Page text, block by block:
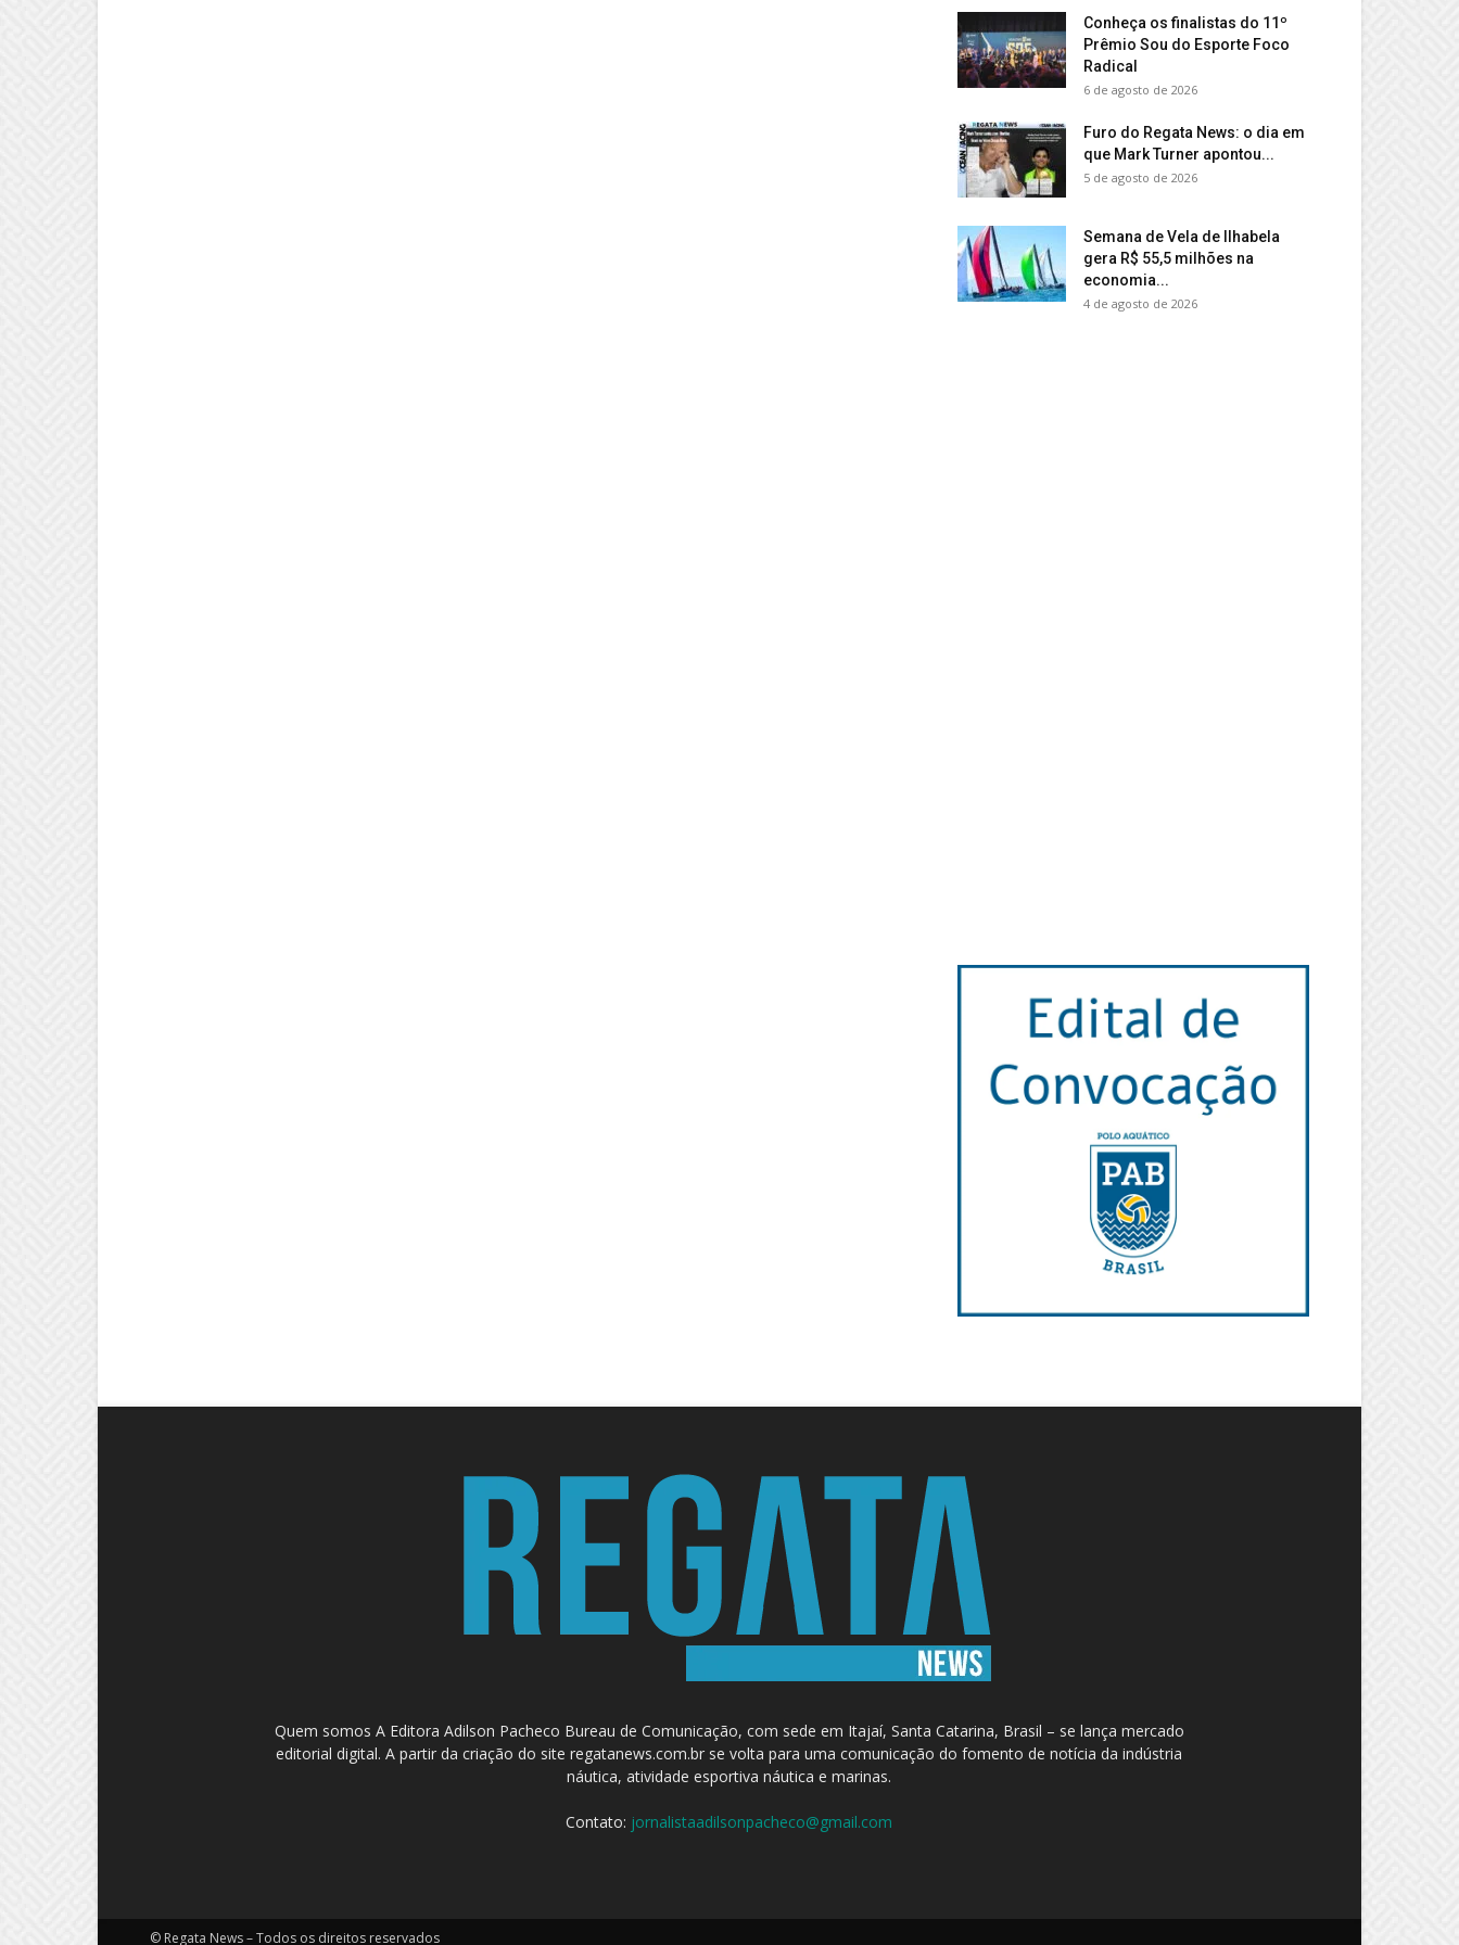
Conheça os finalistas do 11º
Prêmio Sou do Esporte Foco
Radical
6 de agosto de 2026
Furo do Regata News: o dia em
que Mark Turner apontou...
5 de agosto de 2026
Semana de Vela de Ilhabela
gera R$ 55,5 milhões na
economia...
4 de agosto de 2026
Quem somos A Editora Adilson Pacheco Bureau de Comunicação, com sede em Itajaí, Santa Catarina, Brasil – se lança mercado
editorial digital. A partir da criação do site regatanews.com.br se volta para uma comunicação do fomento de notícia da indústria
náutica, atividade esportiva náutica e marinas.
Contato: jornalistaadilsonpacheco@gmail.com
© Regata News – Todos os direitos reservados